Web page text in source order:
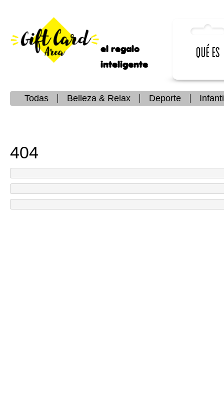
el regalo
inteligente
Qué es
Todas Belleza & Relax Deporte
404